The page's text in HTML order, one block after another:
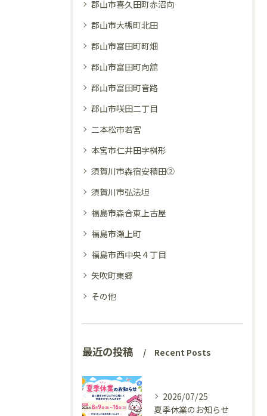
郡山市喜久田町赤沼向
郡山市大槻町北田
郡山市富田町町畑
郡山市富田町向舘
郡山市富田町音路
郡山市咲田二丁目
二本松市若宮
本宮市仁井田字桝形
須賀川市森宿安積田②
須賀川市弘法坦
福島市森合東上古屋
福島市瀬上町
福島市西中央４丁目
矢吹町東郷
その他
最近の投稿 Recent Posts
2026/07/25
夏季休業のお知らせ